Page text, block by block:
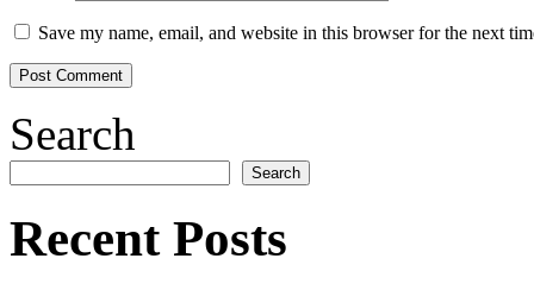
Save my name, email, and website in this browser for the next
Search
Search
Recent Posts